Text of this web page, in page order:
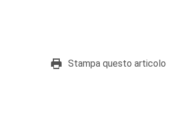
Stampa questo articolo